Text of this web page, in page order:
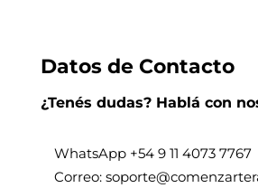
Datos de Contacto
¿Tenés dudas? Hablá con
WhatsApp +54 9 11 4073 7767
Correo: